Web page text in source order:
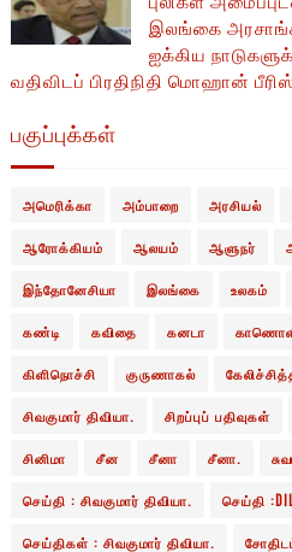
இலங்கை
ஐக்கிய
வதிவிடப் பிரதிநிதி மொஹான்
பகுப்புக்கள்
அமெரிக்கா அம்பாறை அரசியல்
ஆரோக்கியம் ஆலயம் ஆளுநர்
இந்தோனேசியா இலங்கை உலகம்
கண்டி கவிதை கனடா
கிளிநொச்சி குருணாகல்
சிவகுமார் திவியா. சிறப்புப் பதிவுகள்
சினிமா சீன சீனா சீனா.
செய்தி : சிவகுமார் திவியா. செய்தி
செய்திகள் : சிவகுமார் திவியா.